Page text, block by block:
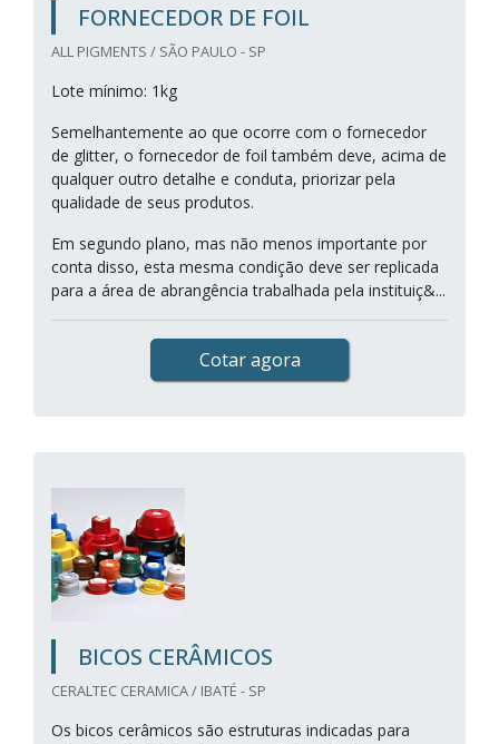
FORNECEDOR DE FOIL
ALL PIGMENTS / SÃO PAULO - SP
Lote mínimo: 1kg
Semelhantemente ao que ocorre com o fornecedor
de glitter, o fornecedor de foil também deve, acima de
qualquer outro detalhe e conduta, priorizar pela
qualidade de seus produtos.
Em segundo plano, mas não menos importante por
conta disso, esta mesma condição deve ser replicada
para a área de abrangência trabalhada pela instituiç&...
Cotar agora
BICOS CERÂMICOS
CERALTEC CERAMICA / IBATÉ - SP
Os bicos cerâmicos são estruturas indicadas para